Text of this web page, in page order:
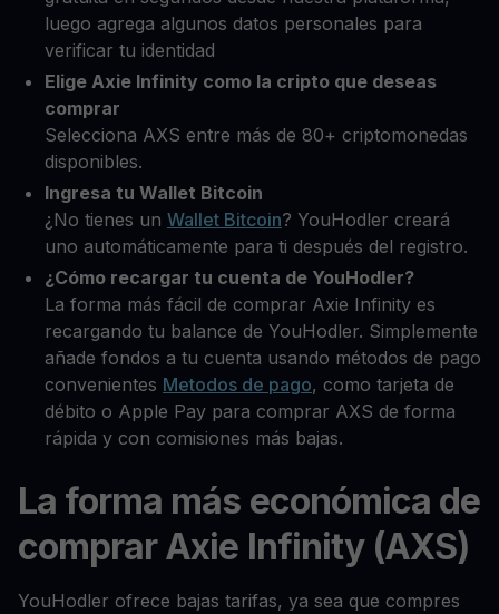
luego agrega algunos datos personales para
verificar tu identidad
Elige Axie Infinity como la cripto que deseas
comprar
Selecciona AXS entre más de 80+ criptomonedas
disponibles.
Ingresa tu Wallet Bitcoin
¿No tienes un Wallet Bitcoin? YouHodler creará
uno automáticamente para ti después del registro.
¿Cómo recargar tu cuenta de YouHodler?
La forma más fácil de comprar Axie Infinity es
recargando tu balance de YouHodler. Simplemente
añade fondos a tu cuenta usando métodos de pago
convenientes Metodos de pago, como tarjeta de
débito o Apple Pay para comprar AXS de forma
rápida y con comisiones más bajas.
La forma más económica de
comprar Axie Infinity (AXS)
YouHodler ofrece bajas tarifas, ya sea que compres